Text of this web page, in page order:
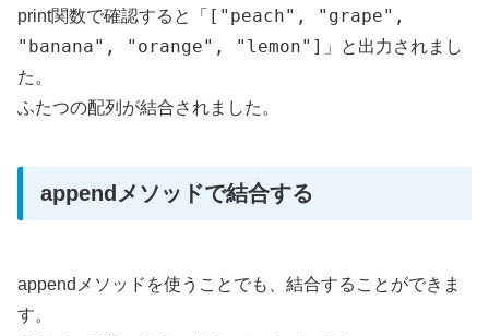
print関数で確認すると「
["peach", "grape",
"banana", "orange", "lemon"]
」と出力されまし
た。
ふたつの配列が結合されました。
appendメソッドで結合する
appendメソッドを使うことでも、結合することができま
す。